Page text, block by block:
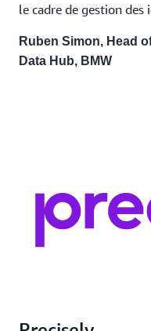
le cadre de gestion des
Ruben Simon, Head
Data Hub, BMW